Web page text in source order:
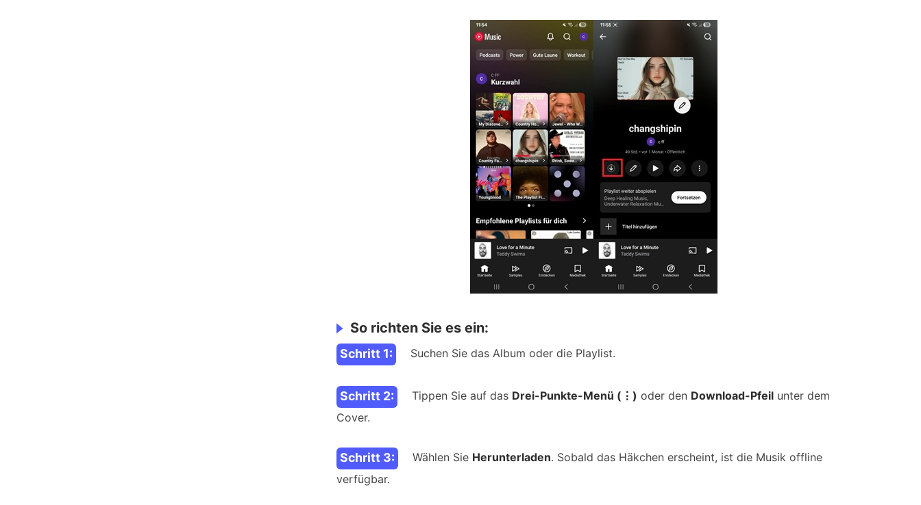
So richten Sie es ein:
Schritt 1: Suchen Sie das Album oder die Playlist.
Schritt 2: Tippen Sie auf das Drei-Punkte-Menü (⋮) oder den Download-Pfeil unter dem
Cover.
Schritt 3: Wählen Sie Herunterladen. Sobald das Häkchen erscheint, ist die Musik offline
verfügbar.